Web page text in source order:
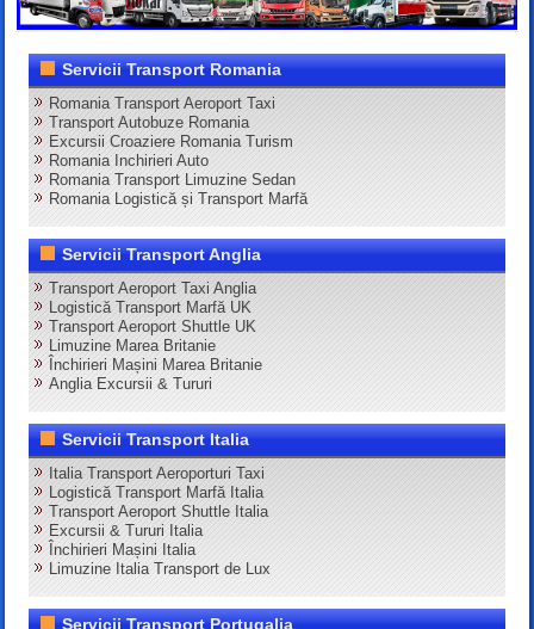
Servicii Transport Romania
Romania Transport Aeroport Taxi
Transport Autobuze Romania
Excursii Croaziere Romania Turism
Romania Inchirieri Auto
Romania Transport Limuzine Sedan
Romania Logistică și Transport Marfă
Servicii Transport Anglia
Transport Aeroport Taxi Anglia
Logistică Transport Marfă UK
Transport Aeroport Shuttle UK
Limuzine Marea Britanie
Închirieri Mașini Marea Britanie
Anglia Excursii & Tururi
Servicii Transport Italia
Italia Transport Aeroporturi Taxi
Logistică Transport Marfă Italia
Transport Aeroport Shuttle Italia
Excursii & Tururi Italia
Închirieri Mașini Italia
Limuzine Italia Transport de Lux
Servicii Transport Portugalia